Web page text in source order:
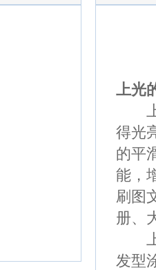
上光
上
得光
的平
能，
刷图
册、
上
发型